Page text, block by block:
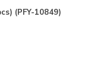
(PFY-10849)